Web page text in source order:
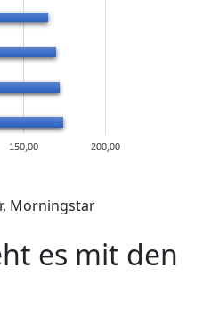
Morningstar
es mit den